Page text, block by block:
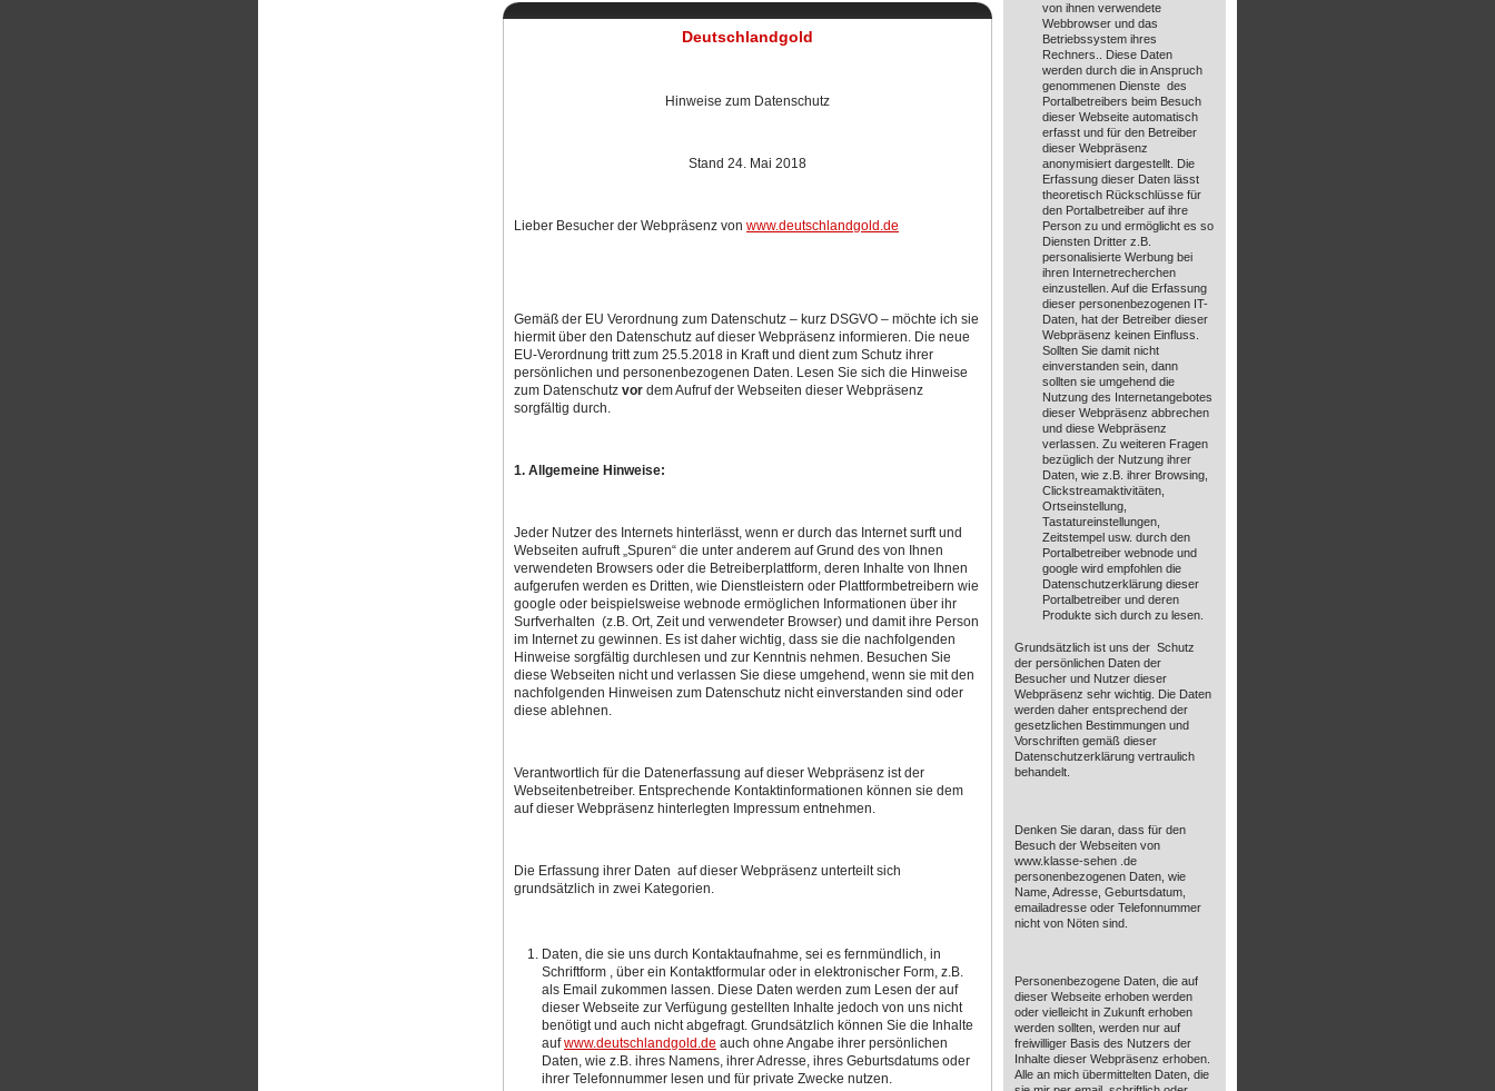
Deutschlandgold
Hinweise zum Datenschutz
Stand 24. Mai 2018
Lieber Besucher der Webpräsenz von www.deutschlandgold.de
Gemäß der EU Verordnung zum Datenschutz – kurz DSGVO – möchte ich sie
hiermit über den Datenschutz auf dieser Webpräsenz informieren. Die neue
EU-Verordnung tritt zum 25.5.2018 in Kraft und dient zum Schutz ihrer
persönlichen und personenbezogenen Daten. Lesen Sie sich die Hinweise
zum Datenschutz vor dem Aufruf der Webseiten dieser Webpräsenz
sorgfältig durch.
1. Allgemeine Hinweise:
Jeder Nutzer des Internets hinterlässt, wenn er durch das Internet surft und
Webseiten aufruft „Spuren“ die unter anderem auf Grund des von Ihnen
verwendeten Browsers oder die Betreiberplattform, deren Inhalte von Ihnen
aufgerufen werden es Dritten, wie Dienstleistern oder Plattformbetreibern wie
google oder beispielsweise webnode ermöglichen Informationen über ihr
Surfverhalten (z.B. Ort, Zeit und verwendeter Browser) und damit ihre Person
im Internet zu gewinnen. Es ist daher wichtig, dass sie die nachfolgenden
Hinweise sorgfältig durchlesen und zur Kenntnis nehmen. Besuchen Sie
diese Webseiten nicht und verlassen Sie diese umgehend, wenn sie mit den
nachfolgenden Hinweisen zum Datenschutz nicht einverstanden sind oder
diese ablehnen.
Verantwortlich für die Datenerfassung auf dieser Webpräsenz ist der
Webseitenbetreiber. Entsprechende Kontaktinformationen können sie dem
auf dieser Webpräsenz hinterlegten Impressum entnehmen.
Die Erfassung ihrer Daten auf dieser Webpräsenz unterteilt sich
grundsätzlich in zwei Kategorien.
Daten, die sie uns durch Kontaktaufnahme, sei es fernmündlich, in
Schriftform , über ein Kontaktformular oder in elektronischer Form, z.B.
als Email zukommen lassen. Diese Daten werden zum Lesen der auf
dieser Webseite zur Verfügung gestellten Inhalte jedoch von uns nicht
benötigt und auch nicht abgefragt. Grundsätzlich können Sie die Inhalte
aufwww.deutschlandgold.de auch ohne Angabe ihrer persönlichen
Daten, wie z.B. ihres Namens, ihrer Adresse, ihres Geburtsdatums oder
ihrer Telefonnummer lesen und für private Zwecke nutzen.
von ihnen verwendete
Webbrowser und das
Betriebssystem ihres
Rechners.. Diese Daten
werden durch die in Anspruch
genommenen Dienste des
Portalbetreibers beim Besuch
dieser Webseite automatisch
erfasst und für den Betreiber
dieser Webpräsenz
anonymisiert dargestellt. Die
Erfassung dieser Daten lässt
theoretisch Rückschlüsse für
den Portalbetreiber auf ihre
Person zu und ermöglicht es so
Diensten Dritter z.B.
personalisierte Werbung bei
ihren Internetrecherchen
einzustellen. Auf die Erfassung
dieser personenbezogenen IT-
Daten, hat der Betreiber dieser
Webpräsenz keinen Einfluss.
Sollten Sie damit nicht
einverstanden sein, dann
sollten sie umgehend die
Nutzung des Internetangebotes
dieser Webpräsenz abbrechen
und diese Webpräsenz
verlassen. Zu weiteren Fragen
bezüglich der Nutzung ihrer
Daten, wie z.B. ihrer Browsing,
Clickstreamaktivitäten,
Ortseinstellung,
Tastatureinstellungen,
Zeitstempel usw. durch den
Portalbetreiber webnode und
google wird empfohlen die
Datenschutzerklärung dieser
Portalbetreiber und deren
Produkte sich durch zu lesen.
Grundsätzlich ist uns der Schutz
der persönlichen Daten der
Besucher und Nutzer dieser
Webpräsenz sehr wichtig. Die Daten
werden daher entsprechend der
gesetzlichen Bestimmungen und
Vorschriften gemäß dieser
Datenschutzerklärung vertraulich
behandelt.
Denken Sie daran, dass für den
Besuch der Webseiten von
www.klasse-sehen .de
personenbezogenen Daten, wie
Name, Adresse, Geburtsdatum,
emailadresse oder Telefonnummer
nicht von Nöten sind.
Personenbezogene Daten, die auf
dieser Webseite erhoben werden
oder vielleicht in Zukunft erhoben
werden sollten, werden nur auf
freiwilliger Basis des Nutzers der
Inhalte dieser Webpräsenz erhoben.
Alle an mich übermittelten Daten, die